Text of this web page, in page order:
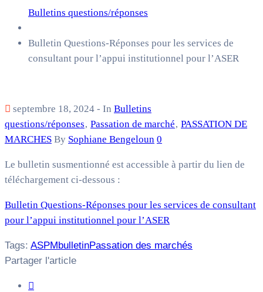
Bulletins questions/réponses
Bulletin Questions-Réponses pour les services de
consultant pour l’appui institutionnel pour l’ASER
septembre 18, 2024 - In Bulletins
questions/réponses‚ Passation de marché‚ PASSATION DE
MARCHES By Sophiane Bengeloun 0
Le bulletin susmentionné est accessible à partir du lien de
téléchargement ci-dessous :
Bulletin Questions-Réponses pour les services de consultant
pour l’appui institutionnel pour l’ASER
Tags: ASPMbulletinPassation des marchés
Partager l'article